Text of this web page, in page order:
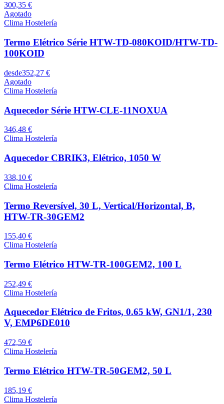
300,35 €
Agotado
Clima Hostelería
Termo Elétrico Série HTW-TD-080KOID/HTW-TD-
100KOID
desde352,27 €
Agotado
Clima Hostelería
Aquecedor Série HTW-CLE-11NOXUA
346,48 €
Clima Hostelería
Aquecedor CBRIK3, Elétrico, 1050 W
338,10 €
Clima Hostelería
Termo Reversível, 30 L, Vertical/Horizontal, B,
HTW-TR-30GEM2
155,40 €
Clima Hostelería
Termo Elétrico HTW-TR-100GEM2, 100 L
252,49 €
Clima Hostelería
Aquecedor Elétrico de Fritos, 0.65 kW, GN1/1, 230
V, EMP6DE010
472,59 €
Clima Hostelería
Termo Elétrico HTW-TR-50GEM2, 50 L
185,19 €
Clima Hostelería